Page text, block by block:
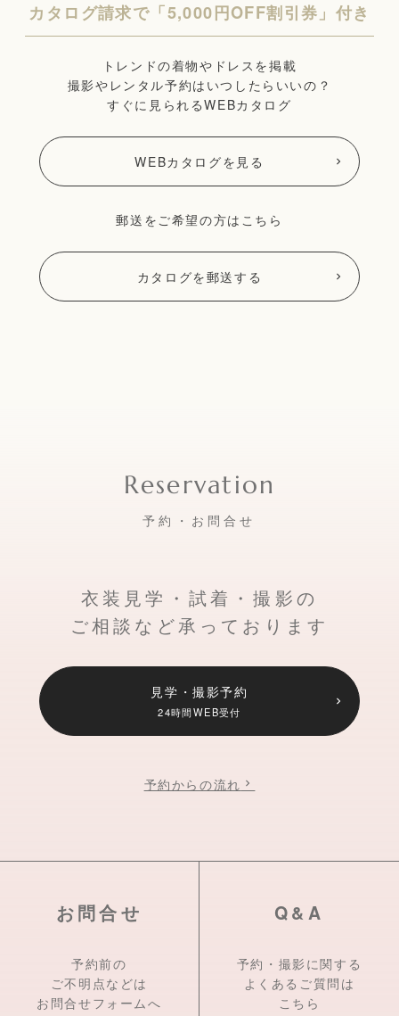
カタログ請求で「5,000円OFF割引券」付き
トレンドの着物やドレスを掲載
撮影やレンタル予約はいつしたらいいの？
すぐに見られるWEBカタログ
WEBカタログを見る
郵送をご希望の方はこちら
カタログを郵送する
予約・お問合せ
衣装見学・試着・撮影の
ご相談など承っております
見学・撮影予約
24時間WEB受付
予約からの流れ
お問合せ
予約前の
ご不明点などは
お問合せフォームへ
Q&A
予約・撮影に関する
よくあるご質問は
こちら